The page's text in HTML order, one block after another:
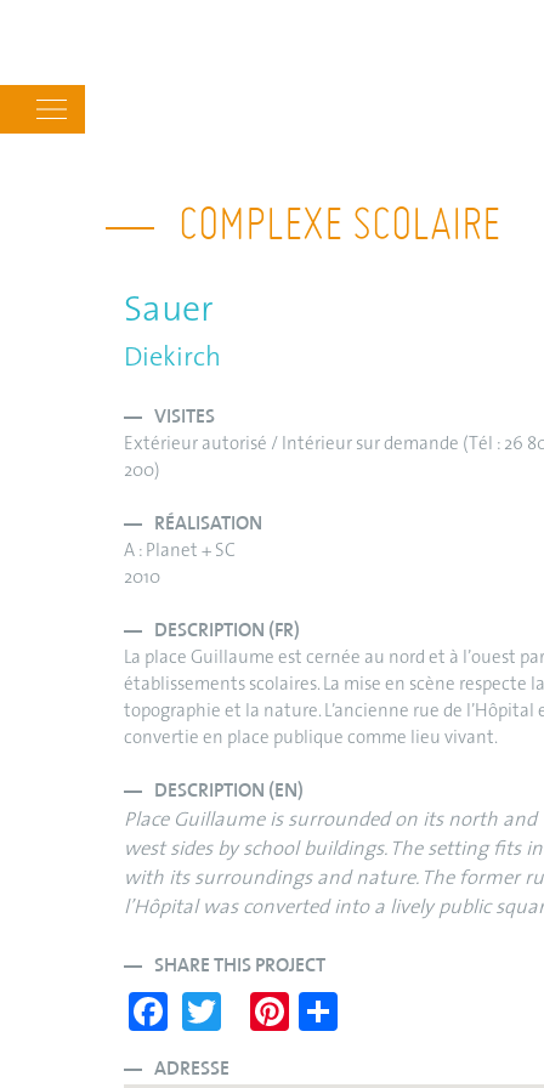
navigation
COMPLEXE SCOLAIRE
Sauer
Diekirch
VISITES
Extérieur autorisé / Intérieur sur demande (Tél : 26
200)
RÉALISATION
A : Planet + SC
2010
DESCRIPTION (FR)
La place Guillaume est cernée au nord et à l’ouest
établissements scolaires. La mise en scène respecte la
topographie et la nature. L’ancienne rue de l’Hôpital
convertie en place publique comme lieu vivant.
DESCRIPTION (EN)
Place Guillaume is surrounded on its north and
west sides by school buildings. The setting fits in
with its surroundings and nature. The former
l’Hôpital was converted into a lively public
SHARE THIS PROJECT
Fa
ce wi
Pi
nt
ADRESSE